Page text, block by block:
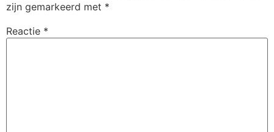
zijn gemarkeerd met *
Reactie *